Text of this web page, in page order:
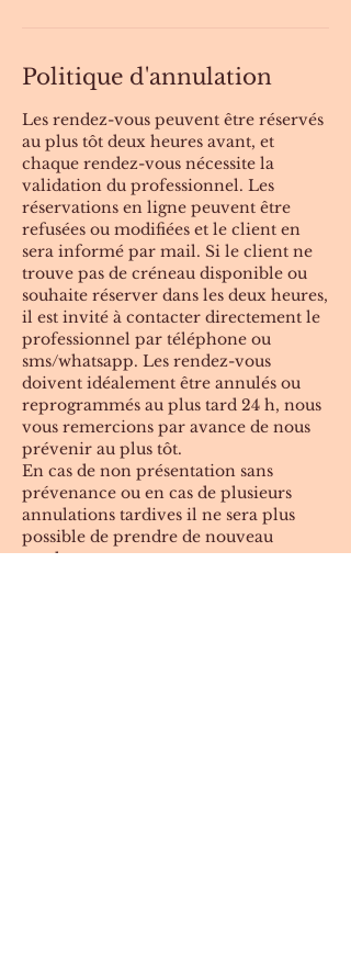
Politique d'annulation
Les rendez-vous peuvent être réservés
au plus tôt deux heures avant, et
chaque rendez-vous nécessite la
validation du professionnel. Les
réservations en ligne peuvent être
refusées ou modifiées et le client en
sera informé par mail. Si le client ne
trouve pas de créneau disponible ou
souhaite réserver dans les deux heures,
il est invité à contacter directement le
professionnel par téléphone ou
sms/whatsapp. Les rendez-vous
doivent idéalement être annulés ou
reprogrammés au plus tard 24 h, nous
vous remercions par avance de nous
prévenir au plus tôt.
En cas de non présentation sans
prévenance ou en cas de plusieurs
annulations tardives il ne sera plus
possible de prendre de nouveau
rendez-vous.